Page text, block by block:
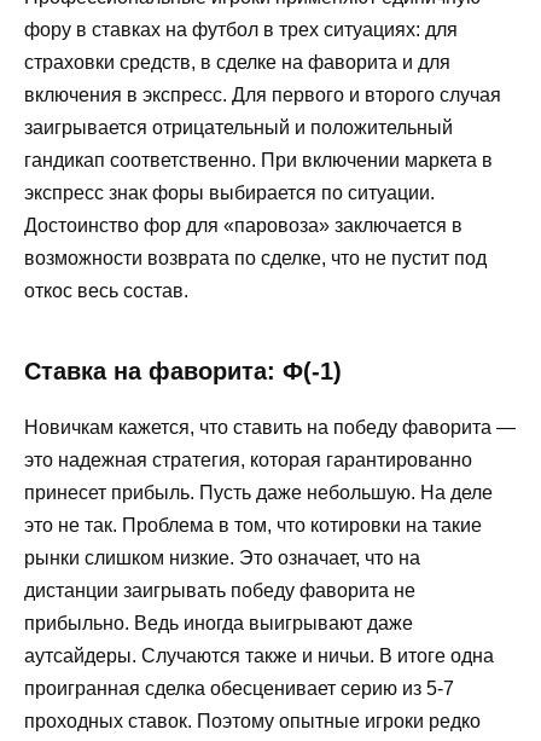
фору в ставках на футбол в трех ситуациях: для
страховки средств, в сделке на фаворита и для
включения в экспресс. Для первого и второго случая
заигрывается отрицательный и положительный
гандикап соответственно. При включении маркета в
экспресс знак форы выбирается по ситуации.
Достоинство фор для «паровоза» заключается в
возможности возврата по сделке, что не пустит под
откос весь состав.
Ставка на фаворита: Ф(-1)
Новичкам кажется, что ставить на победу фаворита —
это надежная стратегия, которая гарантированно
принесет прибыль. Пусть даже небольшую. На деле
это не так. Проблема в том, что котировки на такие
рынки слишком низкие. Это означает, что на
дистанции заигрывать победу фаворита не
прибыльно. Ведь иногда выигрывают даже
аутсайдеры. Случаются также и ничьи. В итоге одна
проигранная сделка обесценивает серию из 5-7
проходных ставок. Поэтому опытные игроки редко